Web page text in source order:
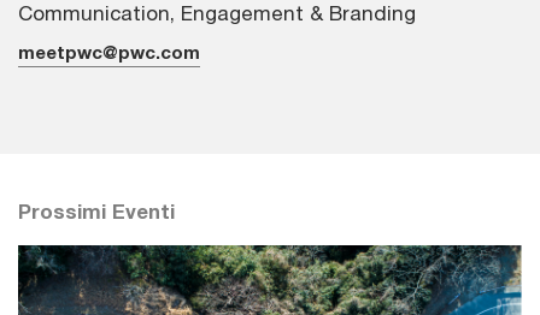
Communication, Engagement & Branding
meetpwc@pwc.com
Prossimi Eventi